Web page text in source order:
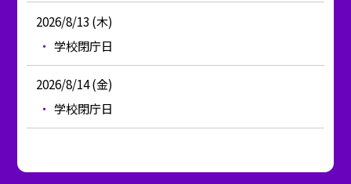
2026/8/13 (木)
学校閉庁日
2026/8/14 (金)
学校閉庁日